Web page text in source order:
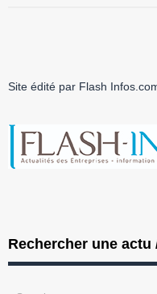
Site édité par Flash
Rechercher une actu